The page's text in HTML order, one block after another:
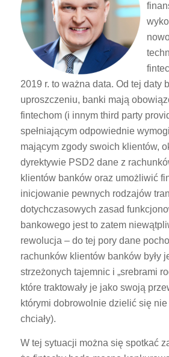
2019 r. to ważna data. Od tej daty
uproszczeniu, banki mają
fintechom (i innym third party
spełniającym odpowiednie
mającym zgody swoich klientów,
dyrektywie PSD2 dane z
klientów banków oraz umożliwić
inicjowanie pewnych rodzajów
dotychczasowych zasad
bankowego jest to zatem
rewolucja – do tej pory dane
rachunków klientów banków były
strzeżonych tajemnic i „srebrami
które traktowały je jako swoją
którymi dobrowolnie dzielić się nie
chciały).
W tej sytuacji można się spotkać